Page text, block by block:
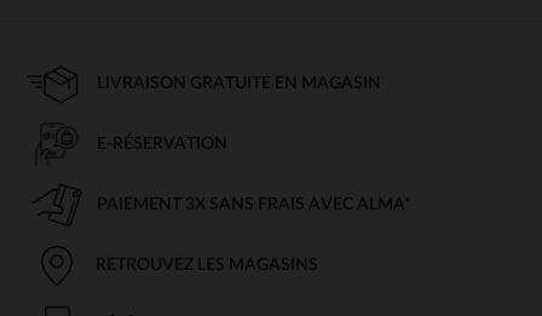
LIVRAISON GRATUITE EN MAGASIN
E-RÉSERVATION
PAIEMENT 3X SANS FRAIS AVEC ALMA*
RETROUVEZ LES MAGASINS